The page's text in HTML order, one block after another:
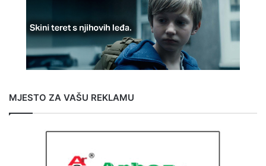
MJESTO ZA VAŠU REKLAMU